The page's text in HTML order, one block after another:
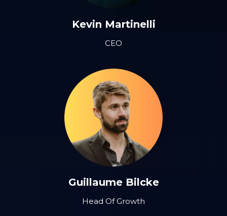
Kevin Martinelli
CEO
Guillaume Bilcke
Head Of Growth